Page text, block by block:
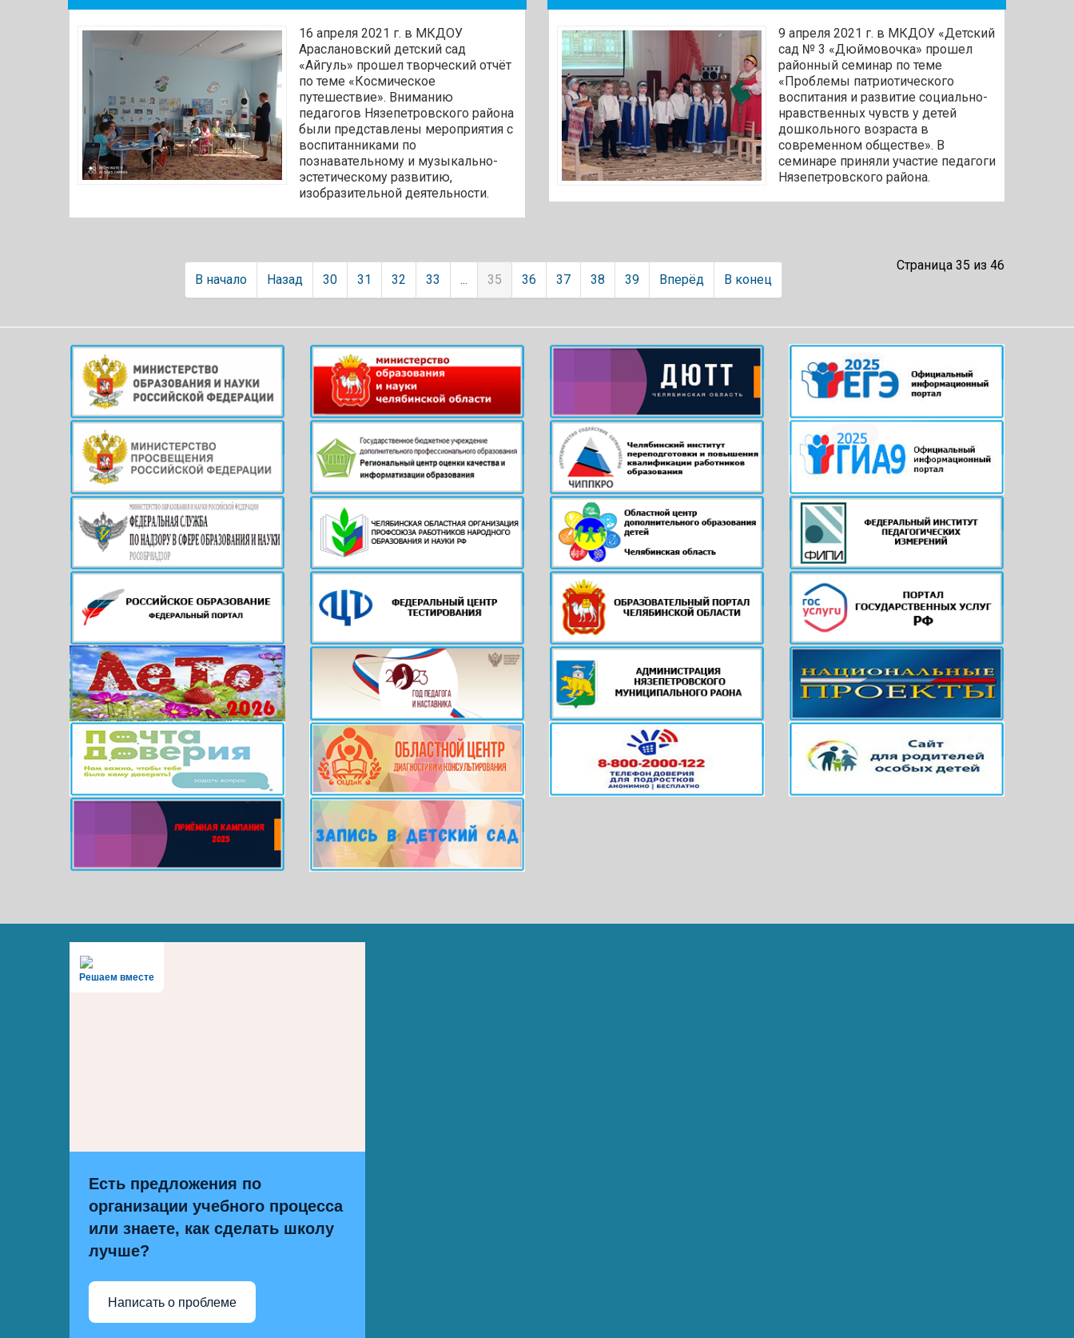
16 апреля 2021 г. в МКДОУ
Араслановский детский сад
«Айгуль» прошел творческий отчёт
по теме «Космическое
путешествие». Вниманию
педагогов Нязепетровского района
были представлены мероприятия с
воспитанниками по
познавательному и музыкально-
эстетическому развитию,
изобразительной деятельности.
9 апреля 2021 г. в МКДОУ «Детский
сад № 3 «Дюймовочка» прошел
районный семинар по теме
«Проблемы патриотического
воспитания и развитие социально-
нравственных чувств у детей
дошкольного возраста в
современном обществе». В
семинаре приняли участие педагоги
Нязепетровского района.
Страница 35 из 46
В начало
Назад 30 31 32 33 ... 35 36 37 38 39 Вперёд В конец
Решаем вместе
Есть предложения по
организации учебного процесса
или знаете, как сделать школу
лучше?
Написать о проблеме